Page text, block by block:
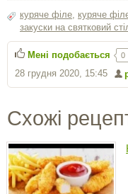
куряче філе куряче
закуски на святковий
28 грудня 2020, 15:45
Мені подобається 0
Схожі